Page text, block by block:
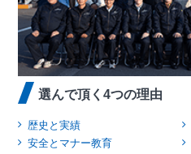
選んで頂く4つの理由
歴史と実績
安全とマナー教育